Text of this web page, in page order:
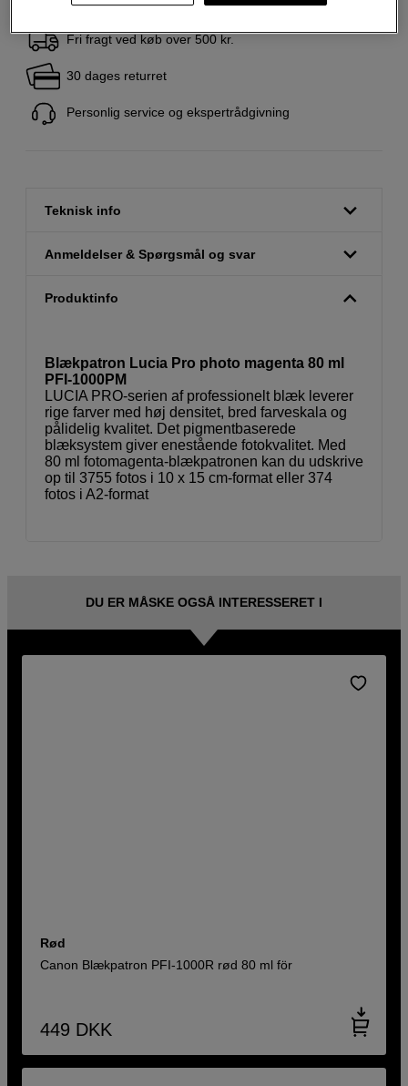
Fri fragt ved køb over 500 kr.
30 dages returret
Personlig service og ekspertrådgivning
Teknisk info
Anmeldelser & Spørgsmål og svar
Produktinfo
Blækpatron Lucia Pro photo magenta 80 ml
PFI-1000PM
LUCIA PRO-serien af professionelt blæk leverer
rige farver med høj densitet, bred farveskala og
pålidelig kvalitet. Det pigmentbaserede
blæksystem giver enestående fotokvalitet. Med
80 ml fotomagenta-blækpatronen kan du udskrive
op til 3755 fotos i 10 x 15 cm-format eller 374
fotos i A2-format
DU ER MÅSKE OGSÅ INTERESSERET I
Rød
Canon Blækpatron PFI-1000R rød 80 ml för
449 DKK